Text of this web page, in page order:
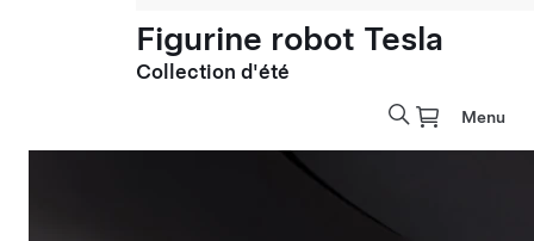
Figurine robot Tesla
Collection d'été
Menu